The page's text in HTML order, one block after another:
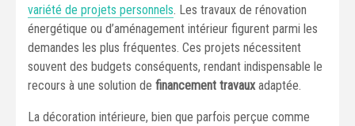
variété de projets personnels. Les travaux de rénovation
énergétique ou d’aménagement intérieur figurent parmi les
demandes les plus fréquentes. Ces projets nécessitent
souvent des budgets conséquents, rendant indispensable le
recours à une solution de financement travauxadaptée.
La décoration intérieure, bien que parfois perçue comme